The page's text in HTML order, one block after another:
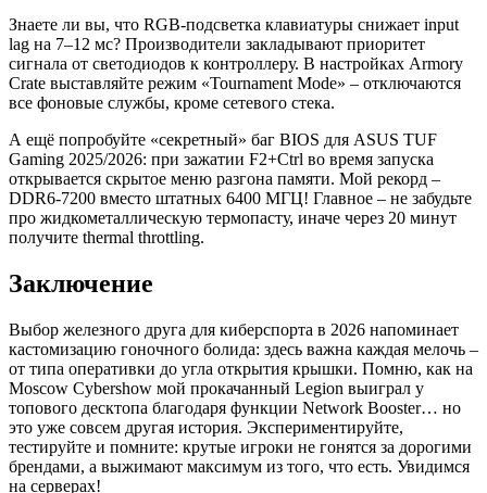
Знаете ли вы, что RGB-подсветка клавиатуры снижает input
lag на 7–12 мс? Производители закладывают приоритет
сигнала от светодиодов к контроллеру. В настройках Armory
Crate выставляйте режим «Tournament Mode» – отключаются
все фоновые службы, кроме сетевого стека.
А ещё попробуйте «секретный» баг BIOS для ASUS TUF
Gaming 2025/2026: при зажатии F2+Ctrl во время запуска
открывается скрытое меню разгона памяти. Мой рекорд –
DDR6-7200 вместо штатных 6400 МГЦ! Главное – не забудьте
про жидкометаллическую термопасту, иначе через 20 минут
получите thermal throttling.
Заключение
Выбор железного друга для киберспорта в 2026 напоминает
кастомизацию гоночного болида: здесь важна каждая мелочь –
от типа оперативки до угла открытия крышки. Помню, как на
Moscow Cybershow мой прокачанный Legion выиграл у
топового десктопа благодаря функции Network Booster… но
это уже совсем другая история. Экспериментируйте,
тестируйте и помните: крутые игроки не гонятся за дорогими
брендами, а выжимают максимум из того, что есть. Увидимся
на серверах!